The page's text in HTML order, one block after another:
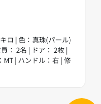
ロ | 色：真珠(パール)
： 2名 | ドア： 2枚 |
| ハンドル：右 | 修